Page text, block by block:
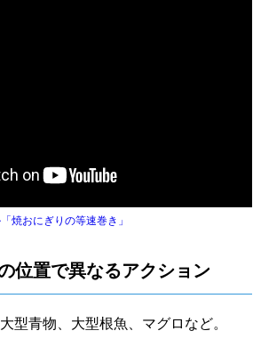
焼おにぎりの等速巻き」
位置で異なるアクション
型青物、大型根魚、マグロなど。